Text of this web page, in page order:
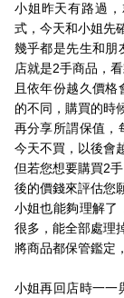
小姐昨天有路過
式，今天和小姐先
幾乎都是先生和朋
店就是2手商品，
且依年份越久價
的不同，購買的時
再分享所謂保值，
今天不買，以後會
但若您想要購買2
後的價錢來評估您
小姐也能夠理解了
很多，能全部處理
將商品都保管鑑定
小姐再回店時一一